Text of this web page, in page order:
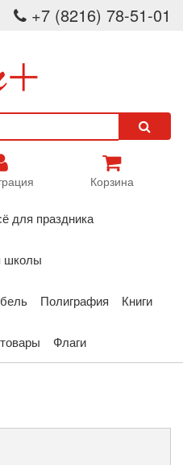
+7 (8216) 78-51-01
Корзина
для праздника
школы
Полиграфия Книги
Флаги